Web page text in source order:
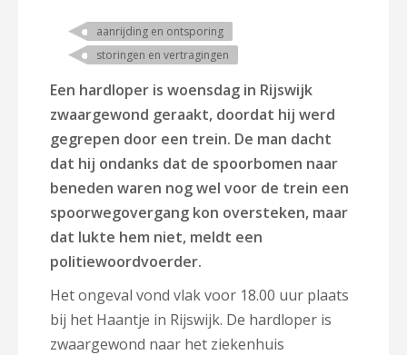
aanrijding en ontsporing
storingen en vertragingen
Een hardloper is woensdag in Rijswijk
zwaargewond geraakt, doordat hij werd
gegrepen door een trein. De man dacht
dat hij ondanks dat de spoorbomen naar
beneden waren nog wel voor de trein een
spoorwegovergang kon oversteken, maar
dat lukte hem niet, meldt een
politiewoordvoerder.
Het ongeval vond vlak voor 18.00 uur plaats
bij het Haantje in Rijswijk. De hardloper is
zwaargewond naar het ziekenhuis